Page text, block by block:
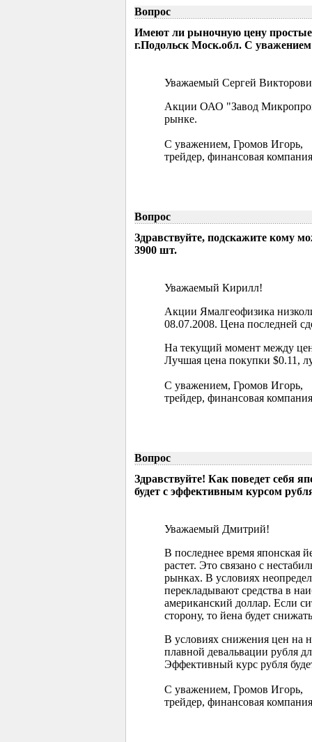
Вопрос
Имеют ли рыночную цену
г.Подольск Моск.обл. С
Уважаемый Сергей
Акции ОАО "Завод
рынке.
С уважением, Громов Игорь,
трейдер, финансовая
Вопрос
Здравствуйте, подскажите кому
3900 шт.
Уважаемый Кирилл!
Акции Ямалгеофизика
08.07.2008. Цена последней
На текущий момент между
Лучшая цена покупки $0.11,
С уважением, Громов Игорь,
трейдер, финансовая
Вопрос
Здравствуйте! Как поведет себя
будет с эффективным курсом
Уважаемый Дмитрий!
В последнее время
растет. Это связано с
рынках. В условиях
перекладывают средства в
американский доллар. Если
сторону, то йена будет
В условиях снижения цен на
плавной девальвации рубля
Эффективный курс рубля
С уважением, Громов Игорь,
трейдер, финансовая